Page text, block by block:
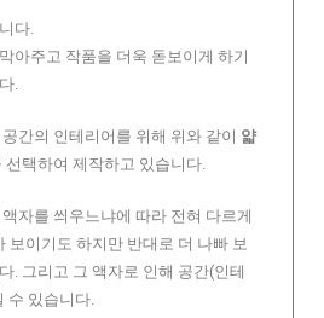
다.
아주고 작품을 더욱 돋보이게 하기
.
간의 인테리어를 위해 위와 같이 얇
선택하여 제작하고 있습니다.
자를 씌우느냐에 따라 전혀 다르게
보이기도 하지만 반대로 더 나빠 보
. 그리고 그 액자로 인해 공간(인테
수 있습니다.